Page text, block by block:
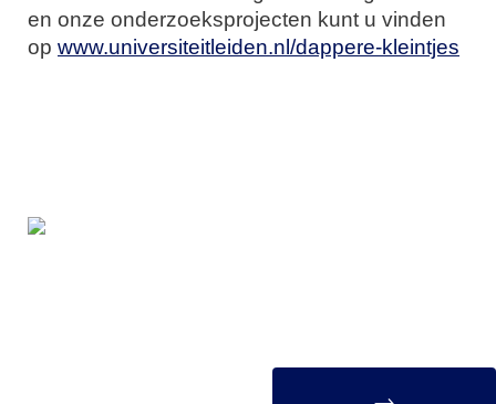
en onze onderzoeksprojecten kunt u vinden
op www.universiteitleiden.nl/dappere-kleintjes